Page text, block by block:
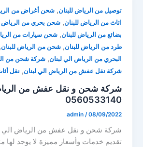
توصيل من الرياض للبنان,شحن أغراض من
اثاث من الرياض للبنان,شحن بحري من الرياض
بضائع من الرياض للبنان,شحن سيارات من
طرد من الرياض للبنان,شحن من الرياض للبنان
البحري من الرياض الي لبنان,شركة شحن من
شركة نقل عفش من الرياض الي لبنان, نقل
شركة شحن و نقل عفش من
0560533140
admin /08/09/2022
شركة شحن و نقل عفش من الرياض الي
تقديم خدمات وأسعار مميزة لا يوجد لها